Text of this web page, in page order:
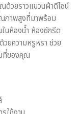
ด้วยราวแขวนผ้าดีไซน์
ภาพสูงที่มาพร้อม
ในห้องน้ำ ห้องซักรีด
ยความหรูหรา ช่วย
ที่ของคุณ